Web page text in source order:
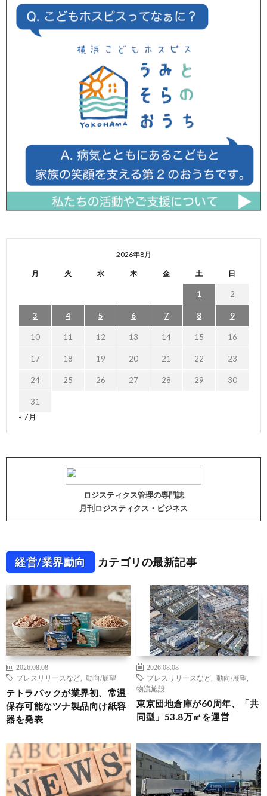
2026年8月
月 火 水 木 金 土 日
1 2
3 4 5 6 7 8 9
10 11 12 13 14 15 16
17 18 19 20 21 22 23
24 25 26 27 28 29 30
31
« 7月
ロジスティクス管理の専門誌
月刊ロジスティクス・ビジネス
経営/業界動向 カテゴリの最新記事
2026.08.08
プレスリリースなど
動向/展望
テトラパックが業界初、常温
保存可能なツナ製品向け紙容
器を発表
2026.08.08
プレスリリースなど
動向/展望
物流施設
東京団地倉庫が60周年、「共
同型」53.8万㎡を運営